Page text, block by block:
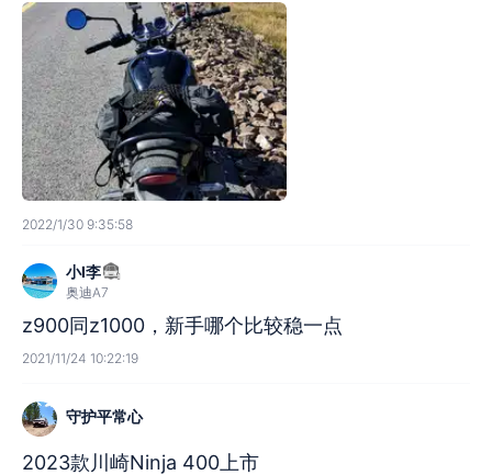
2022/1/30 9:35:58
小l李
奥迪A7
z900同z1000，新手哪个比较稳一点
2021/11/24 10:22:19
守护平常心
2023款川崎Ninja 400上市